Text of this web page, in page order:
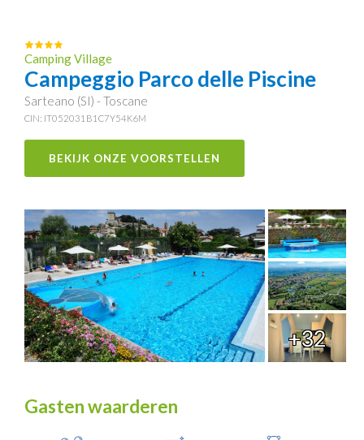
Camping Village
Campeggio Parco delle Piscine
Sarteano (SI) - Toscane
CIN: IT052031B1C7Y54K6M
BEKIJK ONZE VOORSTELLEN
+32
Gasten waarderen